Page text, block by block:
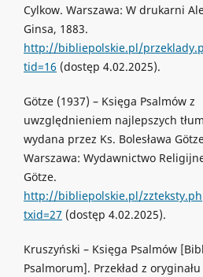
Cylkow. Warszawa: W drukarni
Ginsa, 1883.
http://bibliepolskie.pl/
tid=16 (dostęp 4.02.2025).
Götze (1937) – Księga Psalmów z
uwzględnieniem najlepszych
wydana przez Ks. Bolesława
Warszawa: Wydawnictwo
Götze.
http://bibliepolskie.pl/
txid=27 (dostęp 4.02.2025).
Kruszyński – Księga Psalmów
Psalmorum]. Przekład z oryginału